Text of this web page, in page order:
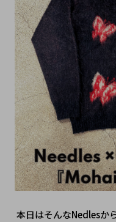
本日はそんなNedlesから